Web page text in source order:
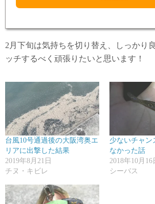
2月下旬は気持ちを切り替え、しっかり
ッチするべく頑張りたいと思います！
台風10号通過後の大阪湾奥エ
リアに出撃した結果
2019年8月21日
チヌ・キビレ
少ないチャン
なかった話
2018年10月16
シーバス